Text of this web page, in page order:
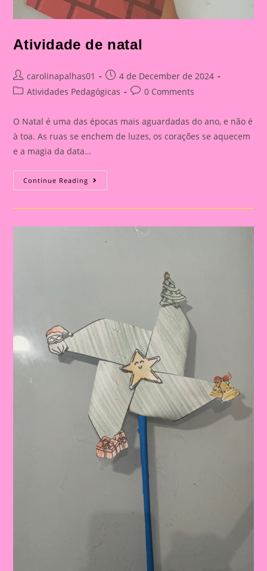
Atividade de natal
Post
author:
carolinapalhas01
Post
published:
4 de December de 2024
PostAtividades Pedagógicas
Post0 Comments
O Natal é uma das épocas mais aguardadas do ano, e não é
à toa. As ruas se enchem de luzes, os corações se aquecem
e a magia da data…
Continue Reading Atividade
De